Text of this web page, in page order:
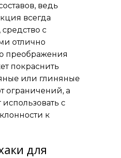
ведь
всегда
с
отлично
преображения
покраснить
или глиняные
ограничений, а
с
к
для